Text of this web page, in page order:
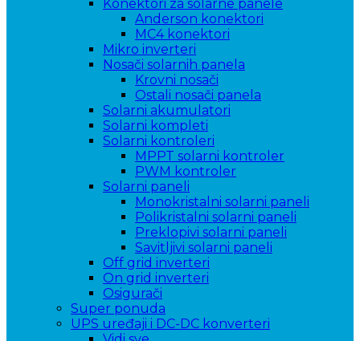
Konektori za solarne panele
Anderson konektori
MC4 konektori
Mikro inverteri
Nosači solarnih panela
Krovni nosači
Ostali nosači panela
Solarni akumulatori
Solarni kompleti
Solarni kontroleri
MPPT solarni kontroler
PWM kontroler
Solarni paneli
Monokristalni solarni paneli
Polikristalni solarni paneli
Preklopivi solarni paneli
Savitljivi solarni paneli
Off grid inverteri
On grid inverteri
Osigurači
Super ponuda
UPS uređaji i DC-DC konverteri